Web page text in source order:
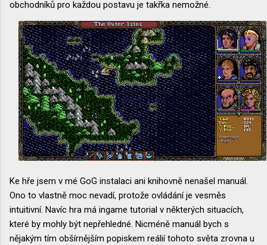
obchodníků pro každou postavu je takřka nemožné.
Ke hře jsem v mé GoG instalaci ani knihovně nenašel manuál.
Ono to vlastně moc nevadí, protože ovládání je vesměs
intuitivní. Navíc hra má ingame tutorial v některých situacích,
které by mohly být nepřehledné. Nicméně manuál bych s
nějakým tím obšírnějším popiskem reálií tohoto světa zrovna u